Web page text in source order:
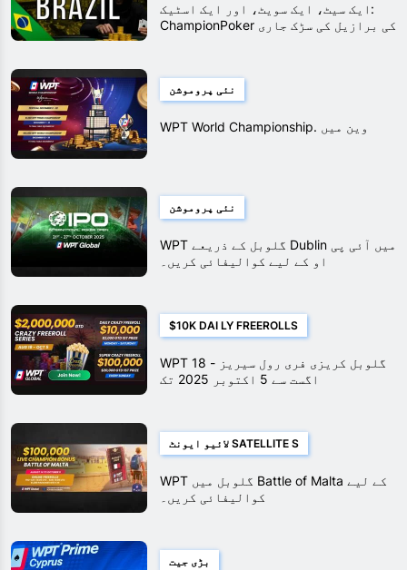
ایک سیٹ، ایک سویٹ، اور ایک اسٹیک:
ChampionPoker کی برازیل کی سڑک جاری
نئی پروموشن
WPT World Championship. وین میں
نئی پروموشن
WPT گلوبل کے ذریعے Dublin میں آئی پی
او کے لیے کوالیفائی کریں۔
$10K DAI LY FREEROLLS
WPT گلوبل کریزی فری رول سیریز - 18
اگست سے 5 اکتوبر 2025 تک
لائیو ایونٹ SATELLITE S
WPT گلوبل میں Battle of Malta کے لیے
کوالیفائی کریں۔
بڑی جیت